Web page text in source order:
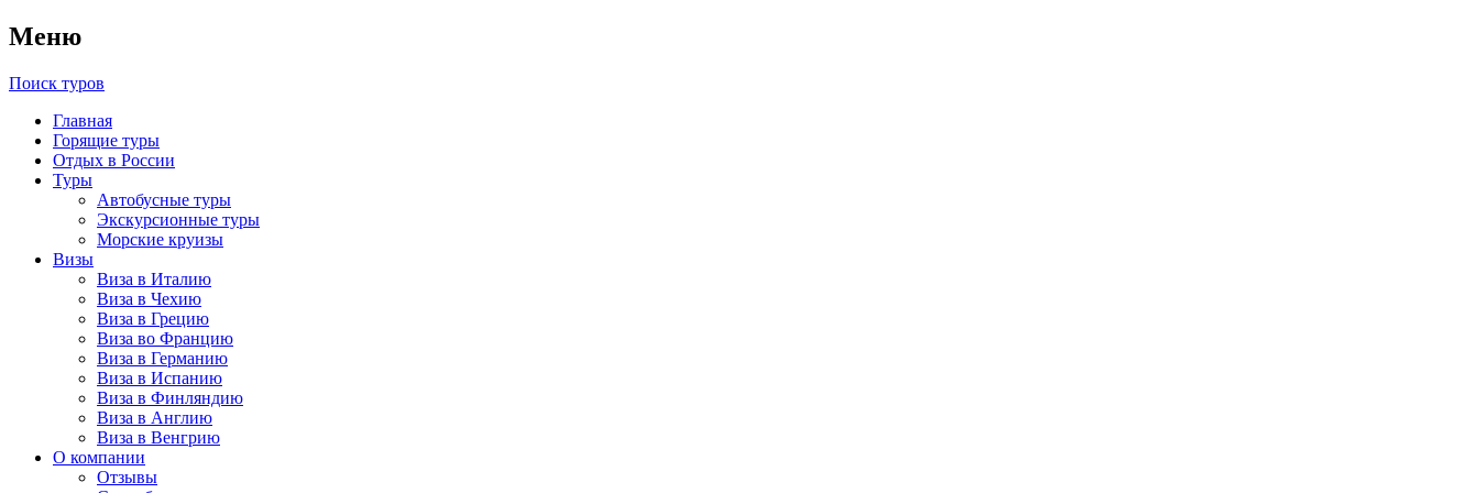
Меню
Поиск туров
Главная
Горящие туры
Отдых в России
Туры
Автобусные туры
Экскурсионные туры
Морские круизы
Визы
Виза в Италию
Виза в Чехию
Виза в Грецию
Виза во Францию
Виза в Германию
Виза в Испанию
Виза в Финляндию
Виза в Англию
Виза в Венгрию
О компании
Отзывы